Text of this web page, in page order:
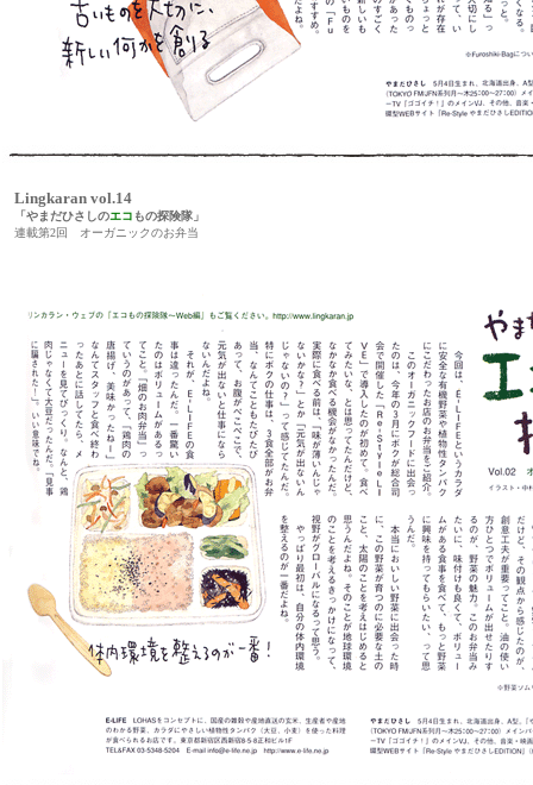
Lingkaran vol.14
「やまだひさしのエコ もの探険隊」
連載第2回 オーガニックのお弁当